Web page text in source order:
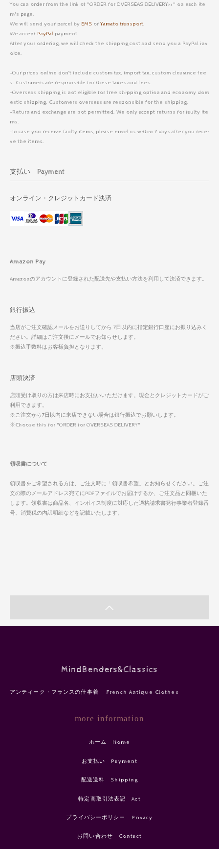
You can order from the link of "ORDER for OVERSEAS DELIVERY>>" on each ite
m's page.
We will send your parcel by EMS orYamato transport.
We accept PayPal payment.
After your ordering, we will check the shipping cost and send you a PayPal inv
oice.
-Our prices online don’t include custom tax, import tax, custom clearance fee
s. Customers are responsible for these taxes and fees.
-Overseas shipping is not eligible for free shipping option and economy dom
estic shipping. Customers overseas are responsible for the shipping.
-Return and exchange are not permitted. We only accept returns for faulty ite
ms.
-In case you receive faulty items, please email us within 7 days after you recei
ve the items.
支払い Payment
オンライン・クレジットカード決済
Amazon Pay
Amazonのアカウントに登録された配送先や支払い方法を利用して決済できます。
銀行振込
当店がご注文確認メールをお送りしてから 7日以内に指定銀行口座にお振り込みく
ださい。詳細はご注文後にメールでお知らせします。
※振込手数料はお客様負担となります。
店頭決済
店頭受け取りの方は来店時にお支払いいただけます。現金とクレジットカードがご
利用できます。
※ご注文から7日以内に来店できない場合は銀行振込でお願いします。
※Choose this for "ORDER for OVERSEAS DELIVERY"
領収書について
領収書をご希望される方は、ご注文時に「領収書希望」とお知らせください。ご注
文の際のメールアドレス宛てにPDFファイルでお届けするか、ご注文品と同梱いた
します。領収書は商品名、インボイス制度に対応した適格請求書発行事業者登録番
号、消費税の内訳明細などを記載いたします。
MindBenders&Classics
アンティーク・フランスの仕事着 French Antique Clothes
more information
ホーム Home
お支払い Payment
配送送料 Shipping
特定商取引法表記 Act
プライバシーポリシー Privacy
お問い合わせ Contact